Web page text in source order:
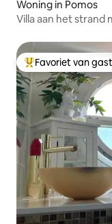
Woning in Pomos
Villa aan het strand
Topfavoriet van
Favoriet van